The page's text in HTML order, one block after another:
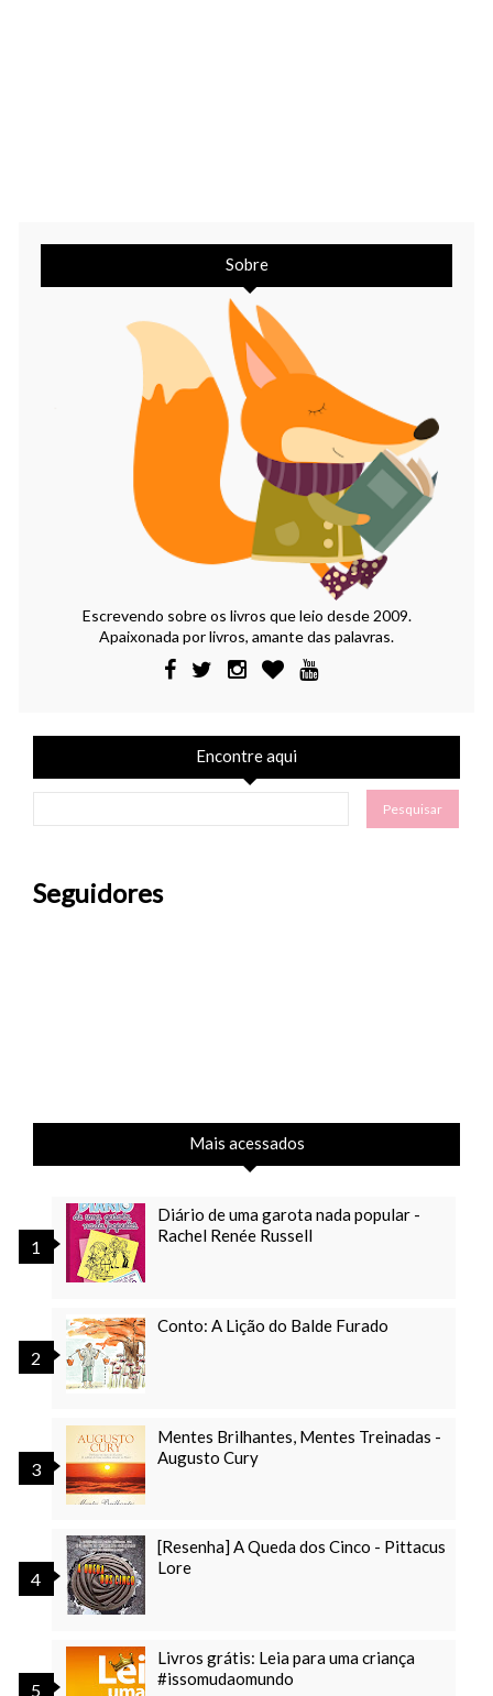
Sobre
Escrevendo sobre os livros que leio desde 2009.
Apaixonada por livros, amante das palavras.
Encontre aqui
Seguidores
Mais acessados
Diário de uma garota nada popular -
Rachel Renée Russell
Conto: A Lição do Balde Furado
Mentes Brilhantes, Mentes Treinadas -
Augusto Cury
[Resenha] A Queda dos Cinco - Pittacus
Lore
Livros grátis: Leia para uma criança
#issomudaomundo